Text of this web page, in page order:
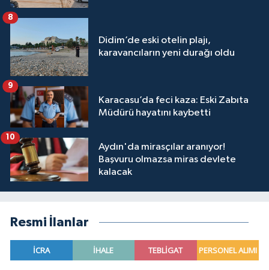
Didim’de eski otelin plajı,
karavancıların yeni durağı oldu
8
Karacasu’da feci kaza: Eski Zabıta
Müdürü hayatını kaybetti
9
Aydın'da mirasçılar aranıyor!
Başvuru olmazsa miras devlete
kalacak
10
Resmi İlanlar